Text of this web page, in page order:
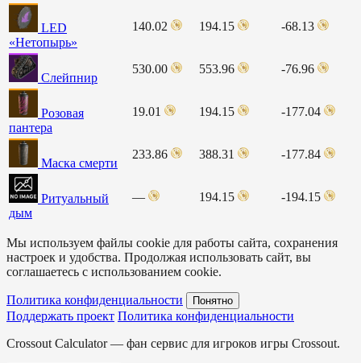
LED
«Нетопырь»
140.02 194.15 -68.13
Слейпнир
530.00 553.96 -76.96
Розовая
пантера
19.01 194.15 -177.04
Маска смерти
233.86 388.31 -177.84
Ритуальный
дым
— 194.15 -194.15
Мы используем файлы cookie для работы сайта, сохранения
настроек и удобства. Продолжая использовать сайт, вы
соглашаетесь с использованием cookie.
Политика конфиденциальности Понятно
Поддержать проект Политика конфиденциальности
Crossout Calculator — фан сервис для игроков игры Crossout.